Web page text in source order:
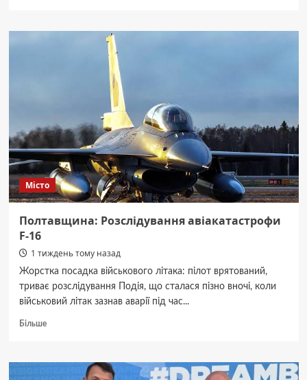
нетверезий
електросамоката
Місто
Полтавщина: Розслідування авіакатастрофи
F-16
1 тиждень тому назад
Жорстка посадка військового літака: пілот врятований,
триває розслідування Подія, що сталася пізно вночі, коли
військовий літак зазнав аварії під час...
БільшеДокладніше
Розслідування
авіакатастрофи